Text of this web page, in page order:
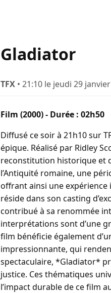
Gladiator
TFX • 21:10 le jeudi 29
Film (2000) - Durée : 02h50
Diffusé ce soir à 21h10 sur
épique. Réalisé par Ridley
reconstitution historique et
l’Antiquité romaine, une
offrant ainsi une expérience
réside dans son casting
contribué à sa renommée
interprétations sont d’une
film bénéficie également
impressionnante, qui
spectaculaire, *Gladiator*
justice. Ces thématiques
l’impact durable de ce film